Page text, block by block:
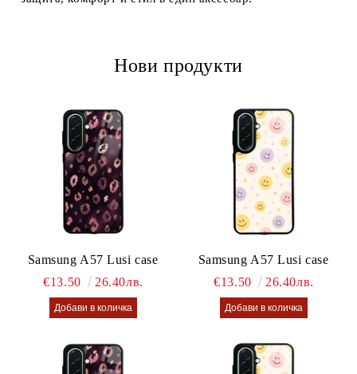
Нови продукти
Samsung A57 Lusi case
€13.50
26.40лв.
Samsung A57 Lusi case
€13.50
26.40лв.